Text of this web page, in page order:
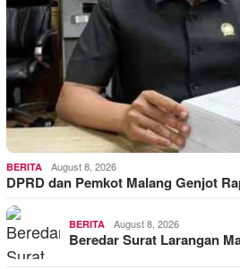
BERITA August 8, 2026
DPRD dan Pemkot Malang Genjot
BERITA August 8, 2026
Beredar Surat Larangan